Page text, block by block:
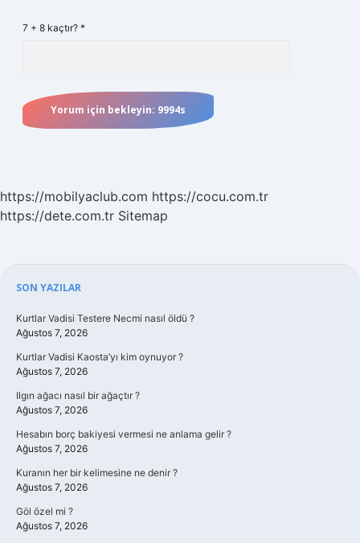
7 + 8 kaçtır? *
https://mobilyaclub.com https://cocu.com.tr
https://dete.com.tr Sitemap
Sidebar
SON YAZILAR
Kurtlar Vadisi Testere Necmi nasıl öldü ?
Ağustos 7, 2026
Kurtlar Vadisi Kaosta’yı kim oynuyor ?
Ağustos 7, 2026
Ilgın ağacı nasıl bir ağaçtır ?
Ağustos 7, 2026
Hesabın borç bakiyesi vermesi ne anlama gelir ?
Ağustos 7, 2026
Kuranın her bir kelimesine ne denir ?
Ağustos 7, 2026
Göl özel mi ?
Ağustos 7, 2026